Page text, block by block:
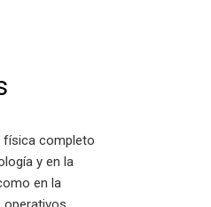
física completo
y en la
en la